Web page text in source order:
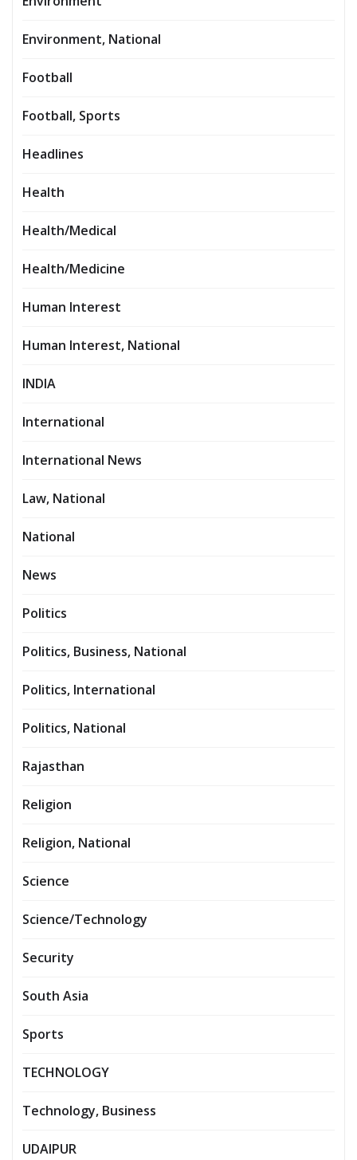
Environment, National
Football
Football, Sports
Headlines
Health
Health/Medical
Health/Medicine
Human Interest
Human Interest, National
INDIA
International
International News
Law, National
National
News
Politics
Politics, Business, National
Politics, International
Politics, National
Rajasthan
Religion
Religion, National
Science
Science/Technology
Security
South Asia
Sports
TECHNOLOGY
Technology, Business
UDAIPUR